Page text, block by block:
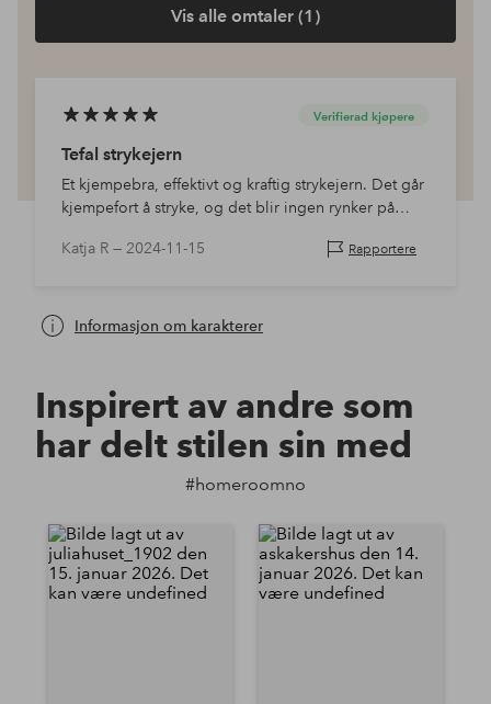
Vis alle omtaler (1)
Verifierad kjøpere
Tefal strykejern
Et kjempebra, effektivt og kraftig strykejern. Det går
kjempefort å stryke, og det blir ingen rynker på
Katja R — 2024-11-15 Rapportere
Informasjon om karakterer
Inspirert av andre som
har delt stilen sin med
#homeroomno